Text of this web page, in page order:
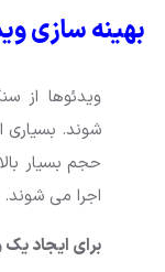
بهینه سازی
ویدئوها از
شوند. بسیاری
حجم بسیار
اجرا می شوند.
برای ایجاد